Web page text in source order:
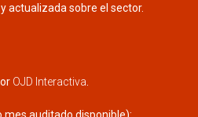
actualizada sobre el sector.
OJD Interactiva
mes auditado disponible):